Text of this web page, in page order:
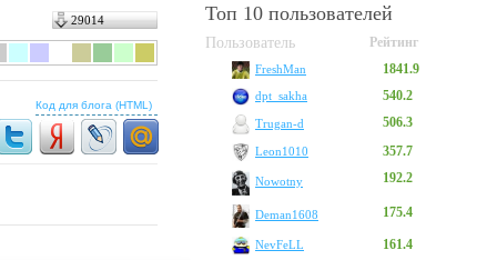
29014
Код для блога (HTML)
Топ 10 пользователей
Пользователь Рейтинг
FreshMan 1841.9
dpt_sakha 540.2
Trugan-d 506.3
Leon1010 357.7
Nowotny 192.2
Deman1608 175.4
NevFeLL 161.4